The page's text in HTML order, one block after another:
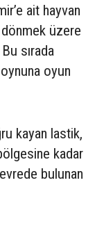
ait hayvan
üzere
sırada
oyun
kayan lastik,
kadar
bulunan